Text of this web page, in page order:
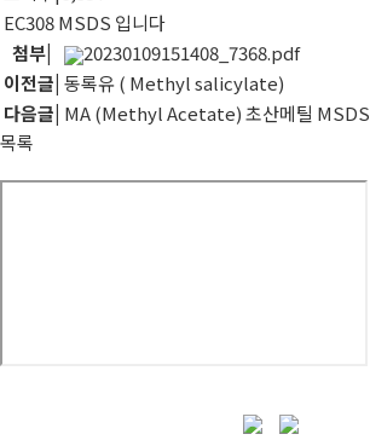
EC308 MSDS 입니다
첨부
20230109151408_7368.pdf
이전글 동록유 ( Methyl salicylate)
다음글 MA (Methyl Acetate) 초산메틸 MSDS
목록